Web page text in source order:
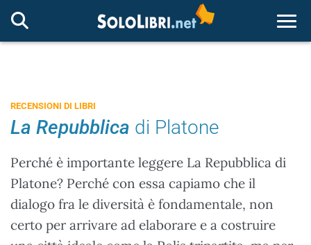
RECENSIONI DI LIBRI
La Repubblica di Platone
Perché è importante leggere La Repubblica di
Platone? Perché con essa capiamo che il
dialogo fra le diversità è fondamentale, non
certo per arrivare ad elaborare e a costruire